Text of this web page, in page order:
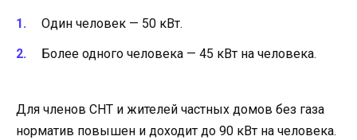
Один человек — 50 кВт.
Более одного человека — 45 кВт на человека.
Для членов СНТ и жителей частных домов без газа
норматив повышен и доходит до 90 кВт на человека.